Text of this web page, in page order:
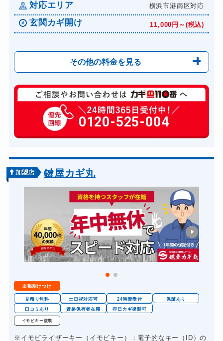
対応エリア 横浜市港南区対応
玄関カギ開け 11,000円～(税込)
その他の料金を見る
玄関カギ修理 6,600円～(税込)
玄関カギ作成 14,300円～(税込)
玄関カギ交換 14,300円～(税込)
バイクカギ開け
バイクカギ作成 16,500円～(税込)
スーツケースカギ開け 8,800円～(税込)
金庫カギ開け 14,300円～(税込)
金庫カギ交換 11,000円～(税込)
ロッカーカギ開け 8,800円～(税込)
ドアノブカギ作成 8,800円～(税込)
ドアノブカギ交換 11,000円～(税込)
0120-525-004
鍵屋カギ丸
出張駆けつけ
見積り無料 土日祝対応可 24時間受付
保証あり
口コミあり
資格保有者在籍 即日カギ複製可
イモビキー複製
※イモビライザーキー（イモビキー）：電子的なキー（ID）の